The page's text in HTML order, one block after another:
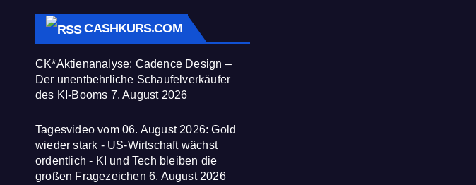
CASHKURS.COM
CK*Aktienanalyse: Cadence Design –
Der unentbehrliche Schaufelverkäufer
des KI-Booms 7. August 2026
Tagesvideo vom 06. August 2026: Gold
wieder stark - US-Wirtschaft wächst
ordentlich - KI und Tech bleiben die
großen Fragezeichen 6. August 2026